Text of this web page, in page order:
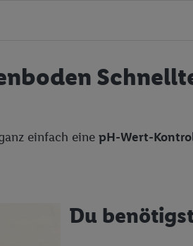
einfach eine pH-Wert-
Du